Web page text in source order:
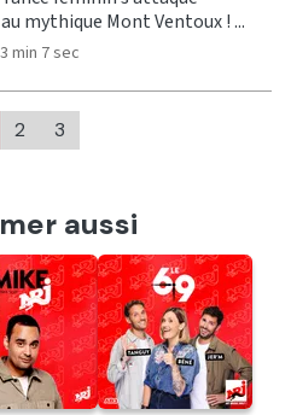
mythique Mont Ventoux ! ...
3 min 7 sec
2 3
aussi